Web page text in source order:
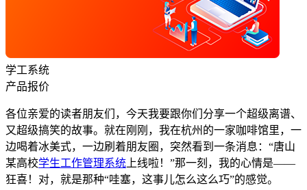
学工系统
产品报价
各位亲爱的读者朋友们，今天我要跟你们分享一个超级离谱、
又超级搞笑的故事。就在刚刚，我在杭州的一家咖啡馆里，一
边喝着冰美式，一边刷着朋友圈，突然看到一条消息：“唐山
某高校学生工作管理系统 上线啦！”那一刻，我的心情是——
狂喜！对，就是那种“哇塞，这事儿怎么这么巧”的感觉。